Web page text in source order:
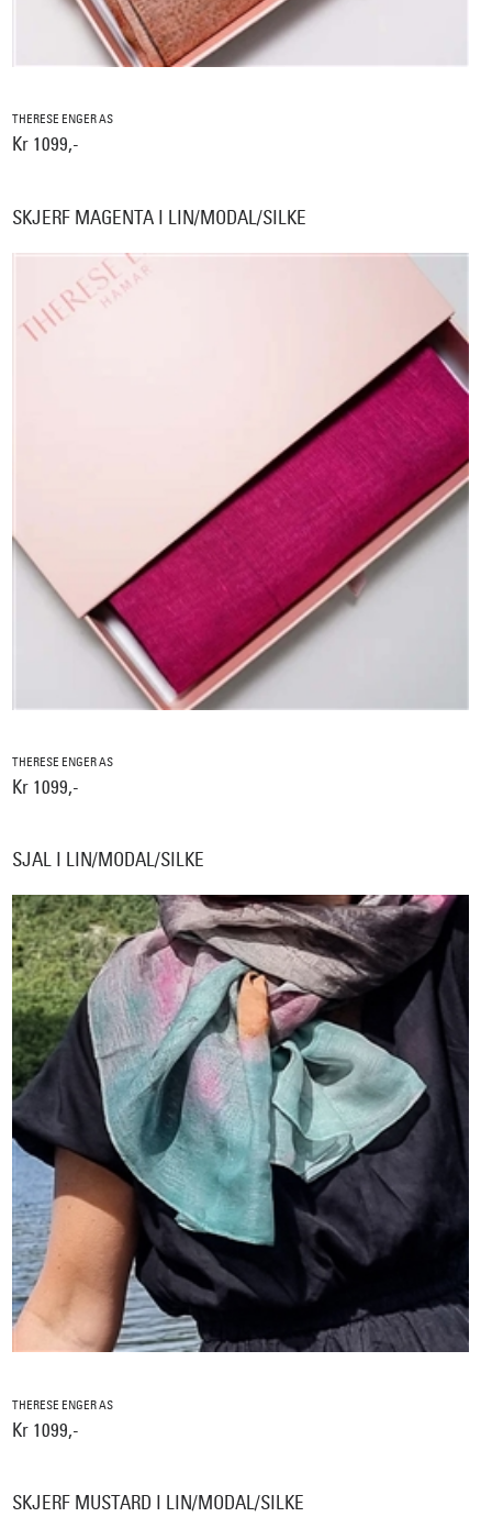
THERESE ENGER AS
Kr 1099,-
SKJERF MAGENTA I LIN/MODAL/SILKE
THERESE ENGER AS
Kr 1099,-
SJAL I LIN/MODAL/SILKE
THERESE ENGER AS
Kr 1099,-
SKJERF MUSTARD I LIN/MODAL/SILKE